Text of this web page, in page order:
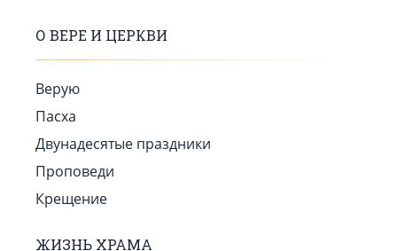
О ВЕРЕ И ЦЕРКВИ
Верую
Пасха
Двунадесятые праздники
Проповеди
Крещение
ЖИЗНЬ ХРАМА